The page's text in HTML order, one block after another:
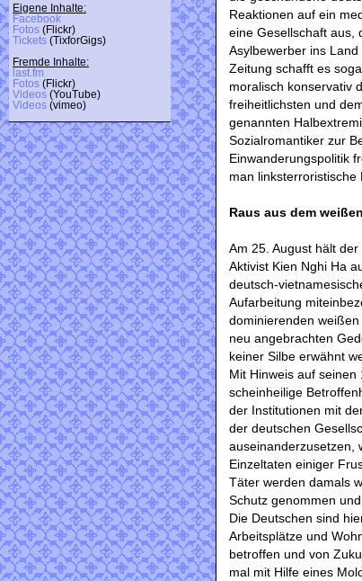
Eigene Inhalte:
Facebook
Fotos (Flickr)
Tickets (TixforGigs)
Fremde Inhalte:
last.fm
Fotos (Flickr)
Videos (YouTube)
Videos (vimeo)
Reaktionen auf ein
eine Gesellschaft aus,
Asylbewerber ins
Zeitung schafft es
moralisch konservativ
freiheitlichsten und
genannten
Sozialromantiker zur
Einwanderungspolitik
man linksterroristische
Raus aus dem
Am 25. August hält
Aktivist Kien Nghi Ha
deutsch-
Aufarbeitung
dominierenden
neu angebrachten
keiner Silbe erwähnt
Mit Hinweis auf
scheinheilige
der Institutionen mit
der deutschen
auseinanderzusetzen,
Einzeltaten einiger
Täter werden damals
Schutz genommen
Die Deutschen sind
Arbeitsplätze und
betroffen und von
mal mit Hilfe eines